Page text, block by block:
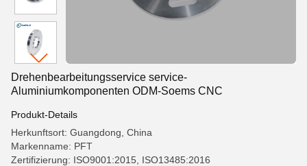
Drehenbearbeitungsservice service-
Aluminiumkomponenten ODM-Soems CNC
Produkt-Details
Herkunftsort: Guangdong, China
Markenname: PFT
Zertifizierung: ISO9001:2015, ISO13485:2016